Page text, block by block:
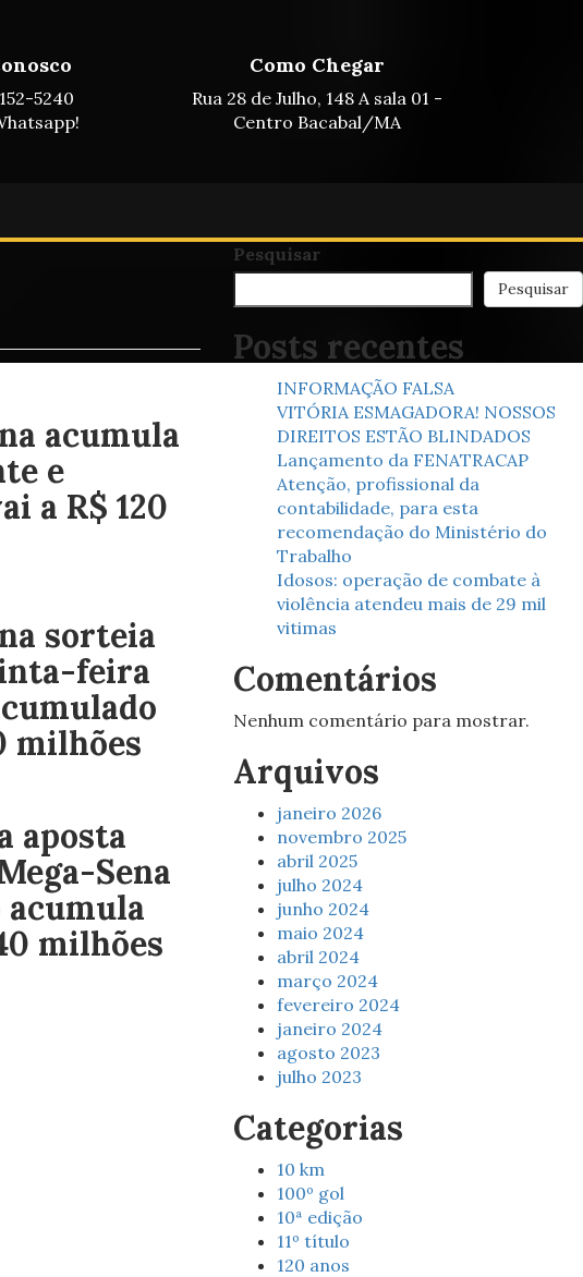
5240
Como Chegar
Rua 28 de Julho, 148 A sala 01 -
Centro Bacabal/MA
acumula
e
a R$ 120
sorteia
feira
milhões
aposta
Sena
milhões
Pesquisar
Pesquisar
Posts recentes
INFORMAÇÃO FALSA
VITÓRIA ESMAGADORA! NOSSOS
DIREITOS ESTÃO BLINDADOS
Lançamento da FENATRACAP
Atenção, profissional da
contabilidade, para esta
recomendação do Ministério do
Trabalho
Idosos: operação de combate à
violência atendeu mais de 29 mil
vitimas
Comentários
Nenhum comentário para mostrar.
Arquivos
janeiro 2026
novembro 2025
abril 2025
julho 2024
junho 2024
maio 2024
abril 2024
março 2024
fevereiro 2024
janeiro 2024
agosto 2023
julho 2023
Categorias
10 km
100º gol
10ª edição
11º título
120 anos